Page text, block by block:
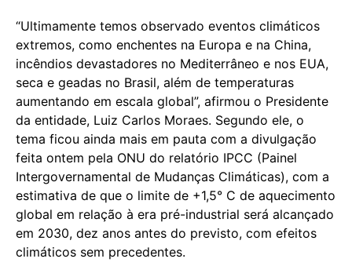
“Ultimamente temos observado eventos climáticos
extremos, como enchentes na Europa e na China,
incêndios devastadores no Mediterrâneo e nos EUA,
seca e geadas no Brasil, além de temperaturas
aumentando em escala global”, afirmou o Presidente
da entidade, Luiz Carlos Moraes. Segundo ele, o
tema ficou ainda mais em pauta com a divulgação
feita ontem pela ONU do relatório IPCC (Painel
Intergovernamental de Mudanças Climáticas), com a
estimativa de que o limite de +1,5° C de aquecimento
global em relação à era pré-industrial será alcançado
em 2030, dez anos antes do previsto, com efeitos
climáticos sem precedentes.